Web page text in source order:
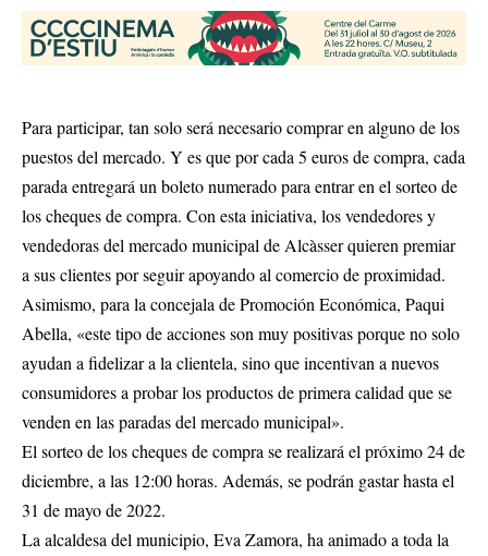
Para participar, tan solo será necesario comprar en alguno de los
puestos del mercado. Y es que por cada 5 euros de compra, cada
parada entregará un boleto numerado para entrar en el sorteo de
los cheques de compra. Con esta iniciativa, los vendedores y
vendedoras del mercado municipal de Alcàsser quieren premiar
a sus clientes por seguir apoyando al comercio de proximidad.
Asimismo, para la concejala de Promoción Económica, Paqui
Abella, «este tipo de acciones son muy positivas porque no solo
ayudan a fidelizar a la clientela, sino que incentivan a nuevos
consumidores a probar los productos de primera calidad que se
venden en las paradas del mercado municipal».
El sorteo de los cheques de compra se realizará el próximo 24 de
diciembre, a las 12:00 horas. Además, se podrán gastar hasta el
31 de mayo de 2022.
La alcaldesa del municipio, Eva Zamora, ha animado a toda la